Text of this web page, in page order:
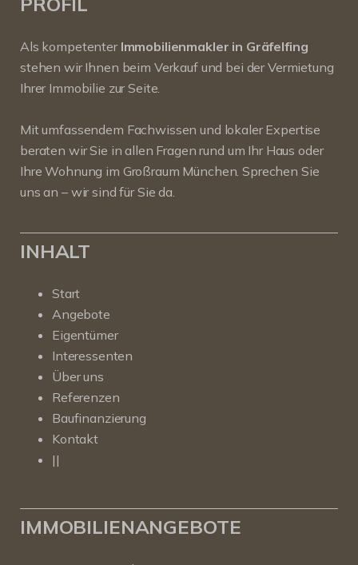
Als kompetenter Immobilienmakler in Gräfelfing
stehen wir Ihnen beim Verkauf und bei der Vermietung
Ihrer Immobilie zur Seite.
Mit umfassendem Fachwissen und lokaler Expertise
beraten wir Sie in allen Fragen rund um Ihr Haus oder
Ihre Wohnung im Großraum München. Sprechen Sie
uns an – wir sind für Sie da.
INHALT
Start
Angebote
Eigentümer
Interessenten
Über uns
Referenzen
Baufinanzierung
Kontakt
||
IMMOBILIENANGEBOTE